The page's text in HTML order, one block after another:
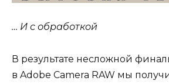
… И с обработкой
В результате несложной
в Adobe Camera RAW мы